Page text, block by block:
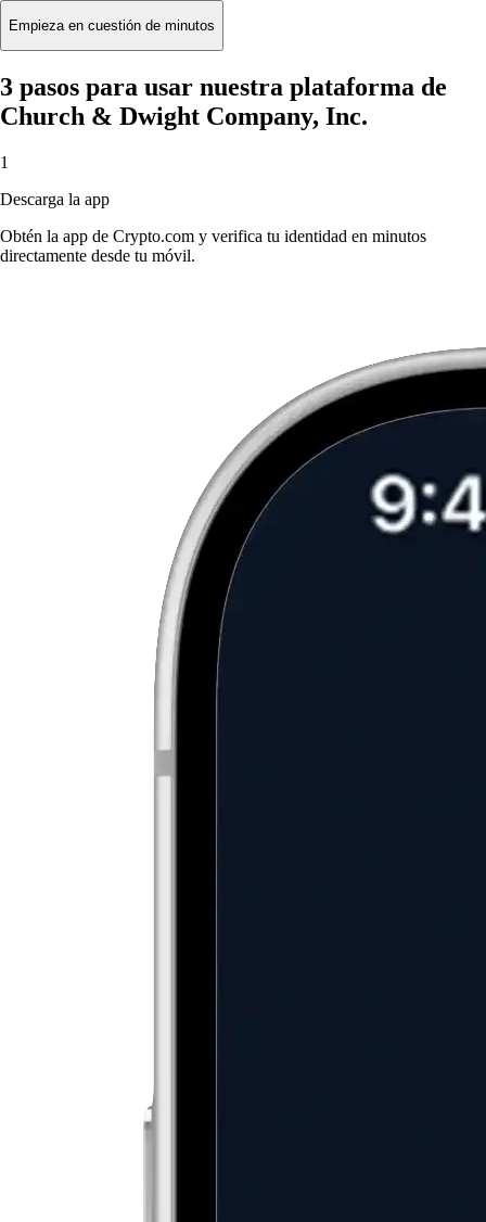
Empieza en cuestión de minutos
3 pasos para usar nuestra plataforma de
Church & Dwight Company, Inc.
1
Descarga la app
Obtén la app de Crypto.com y verifica tu identidad en minutos
directamente desde tu móvil.